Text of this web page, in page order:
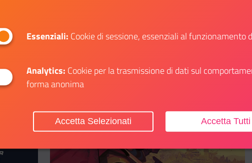
su: Il Dipartimento a Play – Festival del Gioco di Bologna
Il link ti porterà ad avere maggiori dettagli
Essenziali: Cookie di sessione, essenziali al funzionamento
Analytics: Cookie per la trasmissione di dati sul
forma anonima
Accetta Tutti
Accetta Selezionati